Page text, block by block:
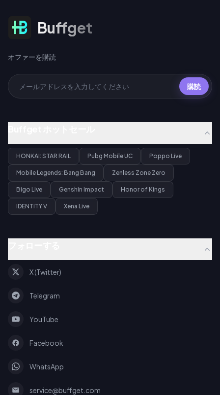
オファーを購読Buffget
オファーを購読
購読
HONKAI: STAR RAIL Pubg Mobile UC Poppo Live
Mobile Legends: Bang Bang Zenless Zone Zero
Bigo Live Genshin Impact Honor of Kings
IDENTITY V Xena Live
X (Twitter)
Telegram
YouTube
Facebook
WhatsApp
service@buffget.com